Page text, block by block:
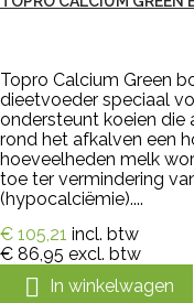
Topro Calcium Green
dieetvoeder speciaal
ondersteunt koeien die
rond het afkalven een
hoeveelheden melk
toe ter vermindering
(hypocalciëmie)....
€ 105,21 incl. btw
€ 86,95 excl. btw
 In winkelwagen